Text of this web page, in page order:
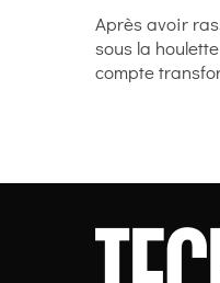
Après avoir
sous la
compte